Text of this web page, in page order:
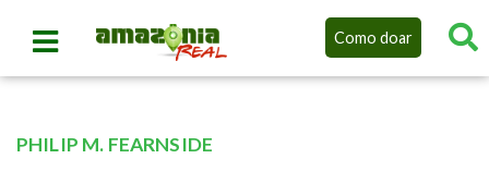
Como doar
PHILIP M. FEARNSIDE